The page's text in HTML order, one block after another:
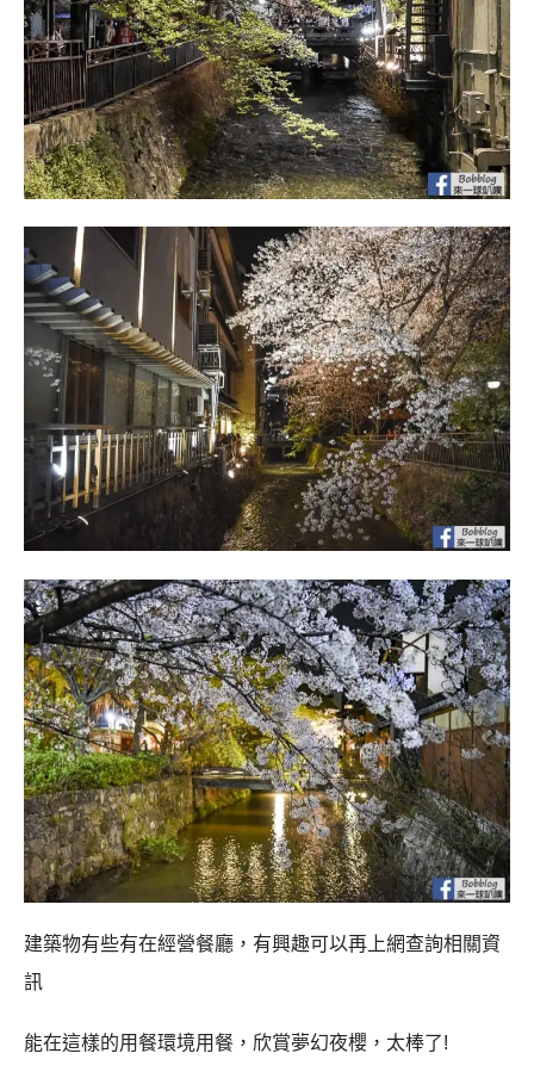
建築物有些有在經營餐廳，有興趣可以再上網查詢相關資
訊
能在這樣的用餐環境用餐，欣賞夢幻夜櫻，太棒了!